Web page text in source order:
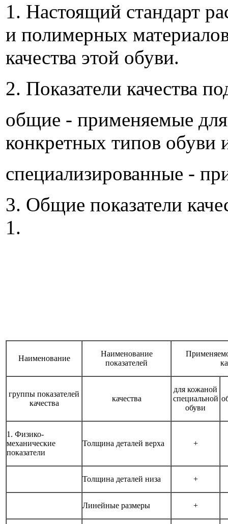
1. Настоящий стандарт
и полимерных
качества этой обуви.
2. Показатели качества
общие - применяемые
конкретных типов обуви
специализированные -
3. Общие показатели
1.
Наименование
Наименование
показателей
группы показателей
качества
качества
для кожаной
специальной
обуви
1. Физико-
механические
показатели
Толщина деталей верха +
Толщина деталей низа +
Линейные размеры +